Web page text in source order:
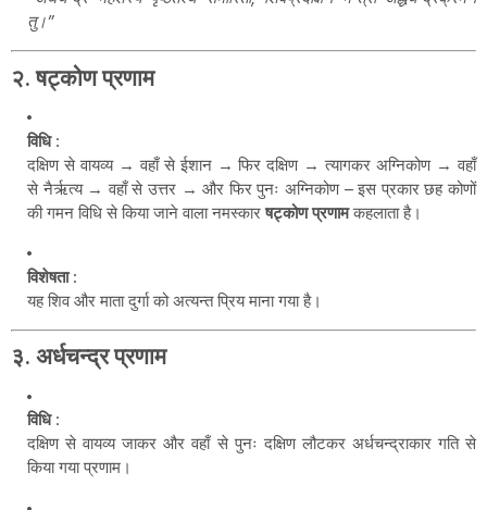
तु।”
२.षट्कोण प्रणाम
विधि:
दक्षिण से वायव्य → वहाँ से ईशान → फिर दक्षिण → त्यागकर अग्निकोण → वहाँ
से नैर्ऋत्य → वहाँ से उत्तर → और फिर पुनः अग्निकोण – इस प्रकार छह कोणों
की गमन विधि से किया जाने वाला नमस्कारषट्कोण प्रणामकहलाता है।
विशेषता:
यह शिव और माता दुर्गा को अत्यन्त प्रिय माना गया है।
३. अर्धचन्द्र प्रणाम
विधि:
दक्षिण से वायव्य जाकर और वहाँ से पुनः दक्षिण लौटकर अर्धचन्द्राकार गति से
किया गया प्रणाम।